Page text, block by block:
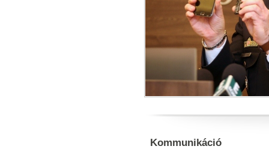
Kommunikáció